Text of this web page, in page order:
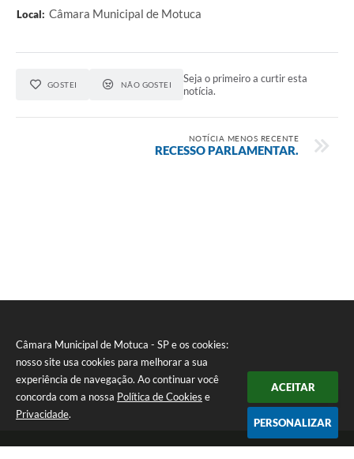
Câmara Municipal de Motuca - SP e os cookies:
nosso site usa cookies para melhorar a sua
experiência de navegação. Ao continuar você
concorda com a nossa Política de Cookies e
Privacidade.
ACEITAR
PERSONALIZAR
Local: Câmara Municipal de Motuca
GOSTEI NÃO GOSTEI
Seja o primeiro a curtir esta
notícia.
NOTÍCIA MENOS RECENTE
RECESSO PARLAMENTAR.